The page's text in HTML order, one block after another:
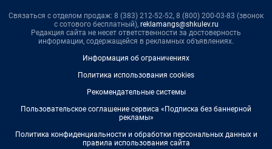
Связаться с отделом продаж: 8 (383) 212-52-52, 8 (800) 200-03-83 (звонок
с сотового бесплатный), reklamangs@shkulev.ru
Редакция сайта не несет ответственности за достоверность
информации, содержащейся в рекламных объявлениях.
Информация об ограничениях
Политика использования cookies
Рекомендательные системы
Пользовательское соглашение сервиса «Подписка без баннерной
рекламы»
Политика конфиденциальности и обработки персональных данных и
правила использования сайта